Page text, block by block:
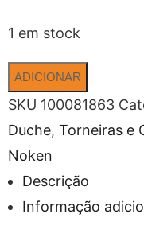
1 em stock
ADICIONAR
SKU 100081863
Duche, Torneiras e
Noken
Descrição
Informação